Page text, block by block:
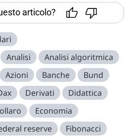
articolo?
Analisi
Analisi algoritmica
Azioni Banche
Bund
Derivati
Didattica
Economia
reserve
Fibonacci